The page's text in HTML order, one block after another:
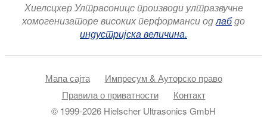
Хиелсцхер Ултрасоницс производи ултразвучне
хомогенизаторе високих перформанси одлабдо
индустријска величина.
Мапа сајта
Импресум & Ауторско право
Правила о приватности
Контакт
© 1999-2026 Hielscher Ultrasonics GmbH